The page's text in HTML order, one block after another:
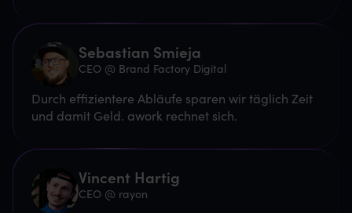
Sebastian Smieja
CEO @ Brand Factory Digital
Durch effizientere Abläufe sparen wir täglich Zeit
und damit Geld. awork rechnet sich.
Vincent Hartig
CEO @ rayon